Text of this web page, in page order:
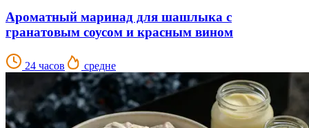
Ароматный маринад для шашлыка с
гранатовым соусом и красным вином
24 часов средне